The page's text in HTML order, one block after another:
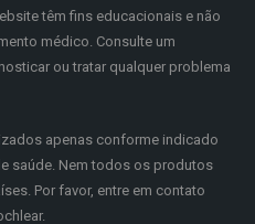
têm fins educacionais e não
médico. Consulte um
ou tratar qualquer problema
apenas conforme indicado
saúde. Nem todos os produtos
Por favor, entre em contato